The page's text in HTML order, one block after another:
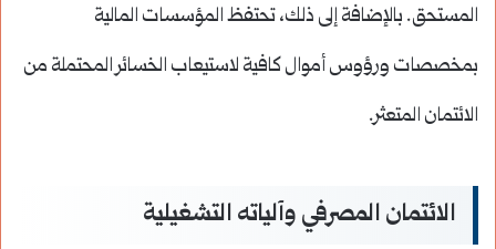
المستحق. بالإضافة إلى ذلك، تحتفظ المؤسسات المالية
بمخصصات ورؤوس أموال كافية لاستيعاب الخسائر المحتملة من
الائتمان المتعثر.
الائتمان المصرفي وآلياته التشغيلية